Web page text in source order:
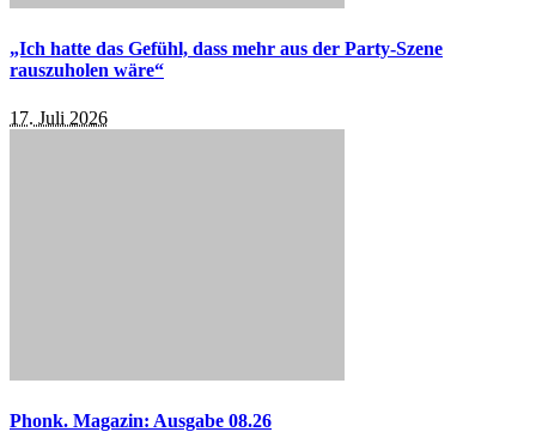
„Ich hatte das Gefühl, dass mehr aus der Party-Szene
rauszuholen wäre“
17. Juli 2026
Phonk. Magazin: Ausgabe 08.26